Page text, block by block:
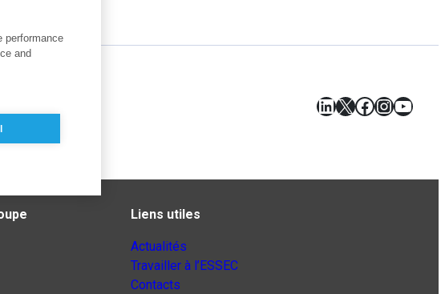
LinkedIn
X Facebook
Liens utiles
Actualités
Travailler à l’ESSEC
Contacts
performance
and